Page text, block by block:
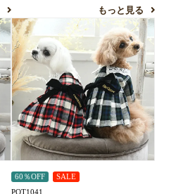
もっと見る
60％OFF SALE
POT1041